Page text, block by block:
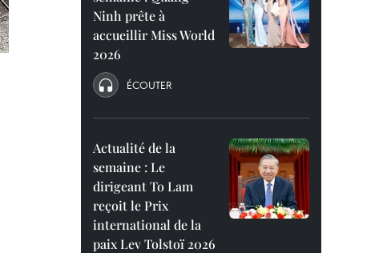
Ninh prête à
accueillir Miss World
2026
ÉCOUTER
Actualité de la
semaine : Le
dirigeant To Lam
reçoit le Prix
international de la
paix Lev Tolstoï 2026